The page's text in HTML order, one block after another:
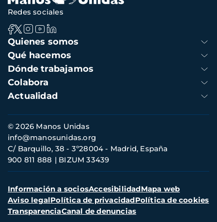
Navegación
principal
Quienes somos
Qué hacemos
Dónde trabajamos
Colabora
Actualidad
Redes sociales
Información
de
contacto
© 2026 Manos Unidas
C/ Barquillo, 38 - 3º28004 - Madrid, España
900 811 888
BIZUM 33439
info@manosunidas.org
Menú
secundario
Información a sociosAccesibilidadMapa web
Aviso legalPolítica de privacidadPolítica de cookies
TransparenciaCanal de denuncias